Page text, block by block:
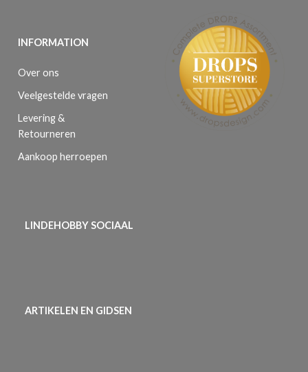
INFORMATION
Over ons
Veelgestelde vragen
Levering &
Retourneren
Aankoop herroepen
LINDEHOBBY SOCIAAL
ARTIKELEN EN GIDSEN